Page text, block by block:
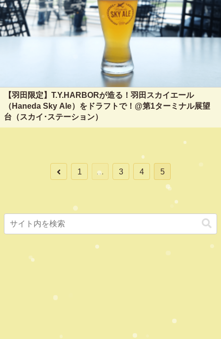
【羽田限定】T.Y.HARBORが造る！羽田スカイエール
（Haneda Sky Ale）をドラフトで！@第1ターミナル展望
台（スカイ･ステーション）
前
1 … 3 4 5